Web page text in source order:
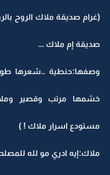
(غرام صديقة ملاك الروح
صديقة إم ملاك ...
وصفها:حنطية ..شعرها
خشمها مرتب وقصير
مستودع اسرار ملاك ! )
ملاك:إيه ادري مو لله